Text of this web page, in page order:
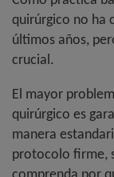
quirúrgico no ha
últimos años,
crucial.
El mayor
quirúrgico es
manera
protocolo firme,